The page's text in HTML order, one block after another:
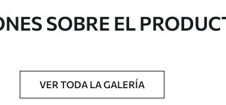
y/o adhesivo para empapelar.
suave. Los murales de pared
SOBRE EL
VER TODA LA GALERÍA